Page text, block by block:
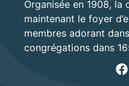
Organisée en 1908, la
maintenant le foyer
membres adorant
congrégations dans